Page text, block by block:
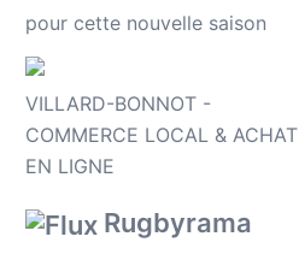
pour cette nouvelle saison
VILLARD-BONNOT -
COMMERCE LOCAL & ACHAT
EN LIGNE
Rugbyrama